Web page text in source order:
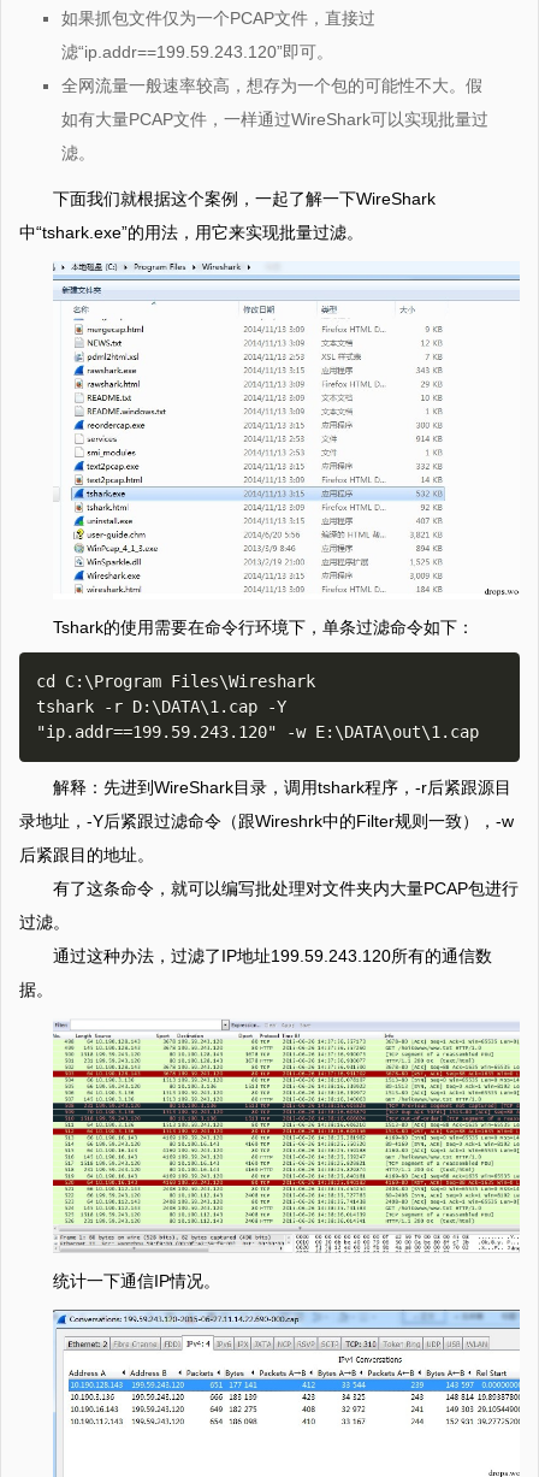
如果抓包文件仅为一个PCAP文件，直接过
滤“ip.addr==199.59.243.120”即可。
全网流量一般速率较高，想存为一个包的可能性不大。假
如有大量PCAP文件，一样通过WireShark可以实现批量过
滤。
下面我们就根据这个案例，一起了解一下WireShark
中“tshark.exe”的用法，用它来实现批量过滤。
Tshark的使用需要在命令行环境下，单条过滤命令如下：
cd C:\Program Files\Wireshark
tshark -r D:\DATA\1.cap -Y
解释：先进到WireShark目录，调用tshark程序，-r后紧跟源目
录地址，-Y后紧跟过滤命令（跟Wireshrk中的Filter规则一致），-w
后紧跟目的地址。
有了这条命令，就可以编写批处理对文件夹内大量PCAP包进行
过滤。
通过这种办法，过滤了IP地址199.59.243.120所有的通信数
据。
统计一下通信IP情况。